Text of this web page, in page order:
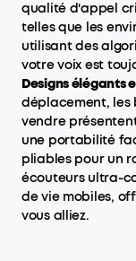
qualité d'appel
telles que les
utilisant des
votre voix est
Designs élégants
déplacement, les
vendre
une portabilité
pliables pour un
écouteurs ultra-
de vie mobiles,
vous alliez.